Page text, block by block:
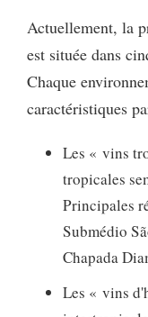
Actuellement, la
est située dans
Chaque
caractéristiques
Les « vins
tropicales
Principales
Submédio
Chapada
Les « vins